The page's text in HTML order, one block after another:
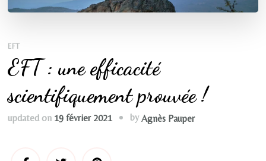
EFT
EFT : une efficacité
scientifiquement prouvée !
updated on 19 février 2021 by Agnès Pauper